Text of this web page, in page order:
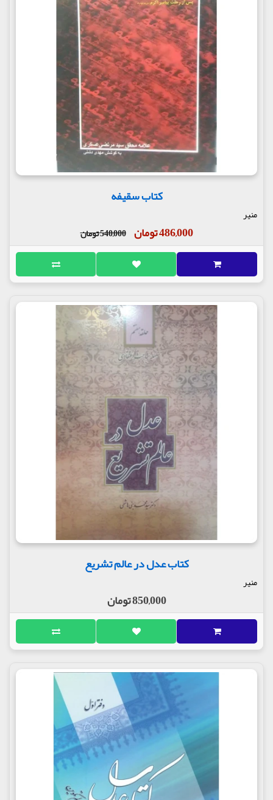
کتاب سقیفه
منیر
486,000 تومان 540,000 تومان
کتاب عدل در عالم تشریع
منیر
850,000 تومان